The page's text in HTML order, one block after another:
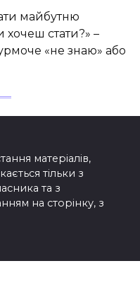
майбутню
хочеш стати?» –
«не знаю» або
матеріалів,
тільки з
та з
на сторінку, з